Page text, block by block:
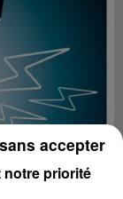
notre priorité
accepter